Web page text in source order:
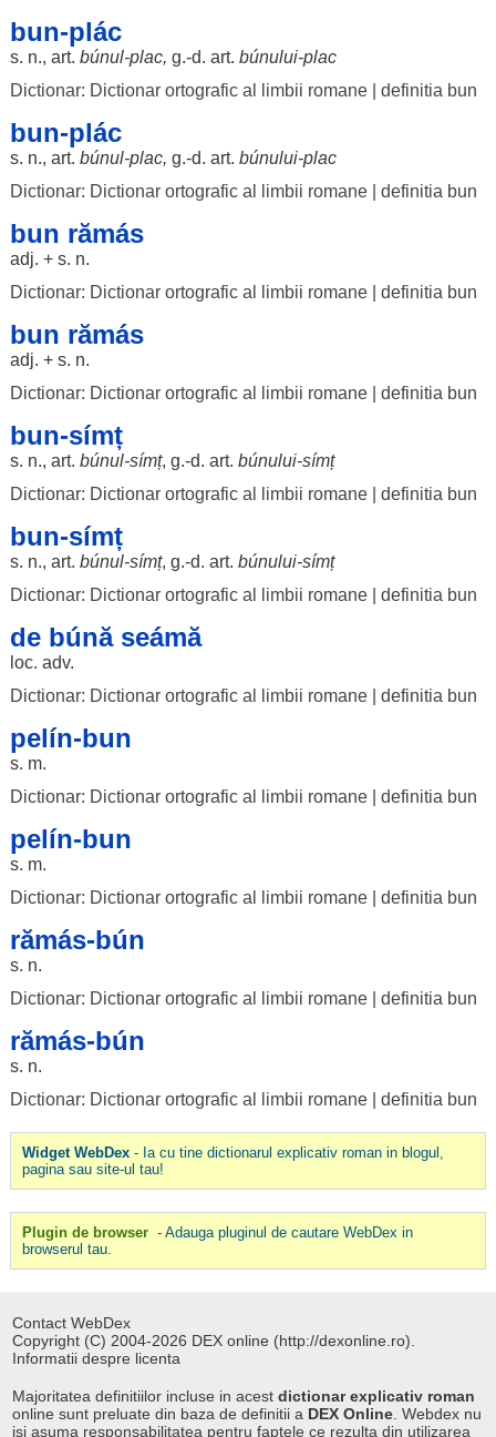
bun-plác
s. n., art. búnul-plac, g.-d. art. búnului-plac
Dictionar: Dictionar ortografic al limbii romane| definitia bun
bun-plác
s. n., art. búnul-plac, g.-d. art. búnului-plac
Dictionar: Dictionar ortografic al limbii romane| definitia bun
bun rămás
adj. + s. n.
Dictionar: Dictionar ortografic al limbii romane| definitia bun
bun rămás
adj. + s. n.
Dictionar: Dictionar ortografic al limbii romane| definitia bun
bun-símț
s. n., art. búnul-símț, g.-d. art. búnului-símț
Dictionar: Dictionar ortografic al limbii romane| definitia bun
bun-símț
s. n., art. búnul-símț, g.-d. art. búnului-símț
Dictionar: Dictionar ortografic al limbii romane| definitia bun
de búnă seámă
loc. adv.
Dictionar: Dictionar ortografic al limbii romane| definitia bun
pelín-bun
s. m.
Dictionar: Dictionar ortografic al limbii romane| definitia bun
pelín-bun
s. m.
Dictionar: Dictionar ortografic al limbii romane| definitia bun
rămás-bún
s. n.
Dictionar: Dictionar ortografic al limbii romane| definitia bun
rămás-bún
s. n.
Dictionar: Dictionar ortografic al limbii romane| definitia bun
Widget WebDex- Ia cu tine dictionarul explicativ roman in blogul,
pagina sau site-ul tau!
Plugin de browser - Adauga pluginul de cautare WebDex in
browserul tau.
Contact WebDex
Copyright (C) 2004-2026 DEX online (http://dexonline.ro).
Informatii despre licenta
Majoritatea definitiilor incluse in acestdictionar explicativ roman
online sunt preluate din baza de definitii a DEX Online . Webdex nu
isi asuma responsabilitatea pentru faptele ce rezulta din utilizarea